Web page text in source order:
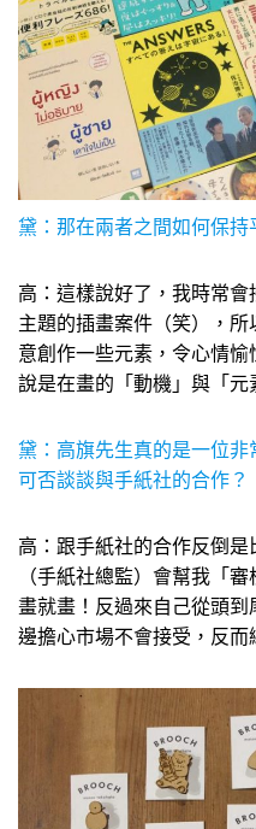
黛：那在兩者之間如何保持
高：這樣說好了，我時常
主題的插畫案件（笑），
意創作一些元素，令心情
說是在畫的「動機」與「元
黛：高旗先生真的是一位非
可否談談與手紙社的合作？
高：跟手紙社的合作反倒
（手紙社總監）會幫我「
畫就畫！反過來自己從頭
邊擔心市場不會接受，反而